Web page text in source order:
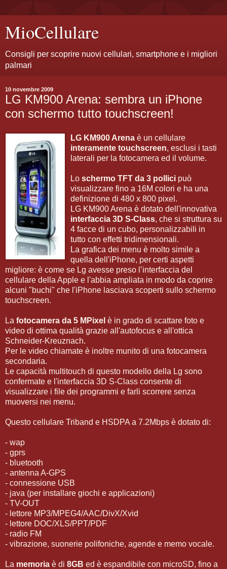
MioCellulare
Consigli per scoprire nuovi cellulari, smartphone e i migliori
palmari
10 novembre 2009
LG KM900 Arena: sembra un iPhone
con schermo tutto touchscreen!
LG KM900 Arena è un cellulare
interamente touchscreen, esclusi i tasti
laterali per la fotocamera ed il volume.
Lo schermo TFT da 3 pollici può
visualizzare fino a 16M colori e ha una
definizione di 480 x 800 pixel.
LG KM900 Arena è dotato dell'innovativa
interfaccia 3D S-Class, che si struttura su
4 facce di un cubo, personalizzabili in
tutto con effetti tridimensionali.
La grafica dei menu è molto simile a
quella dell'iPhone, per certi aspetti
migliore: è come se Lg avesse preso l’interfaccia del
cellulare della Apple e l'abbia ampliata in modo da coprire
alcuni "buchi" che l'iPhone lasciava scoperti sullo schermo
touchscreen.
La fotocamera da 5 MPixel è in grado di scattare foto e
video di ottima qualità grazie all'autofocus e all'ottica
Schneider-Kreuznach.
Per le video chiamate è inoltre munito di una fotocamera
secondaria.
Le capacità multitouch di questo modello della Lg sono
confermate e l'interfaccia 3D S-Class consente di
visualizzare i file dei programmi e farli scorrere senza
muoversi nei menu.
Questo cellulare Triband e HSDPA a 7.2Mbps è dotato di:
- wap
- gprs
- bluetooth
- antenna A-GPS
- connessione USB
- java (per installare giochi e applicazioni)
- TV-OUT
- lettore MP3/MPEG4/AAC/DivX/Xvid
- lettore DOC/XLS/PPT/PDF
- radio FM
- vibrazione, suonerie polifoniche, agende e memo vocale.
La memoria è di 8GB ed è espandibile con microSD, fino a